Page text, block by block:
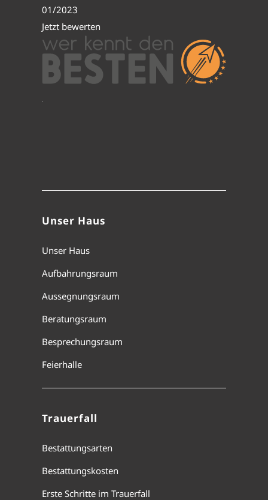
01/2023
Jetzt bewerten
Unser Haus
Unser Haus
Aufbahrungsraum
Aussegnungsraum
Beratungsraum
Besprechungsraum
Feierhalle
Trauerfall
Bestattungsarten
Bestattungskosten
Erste Schritte im Trauerfall